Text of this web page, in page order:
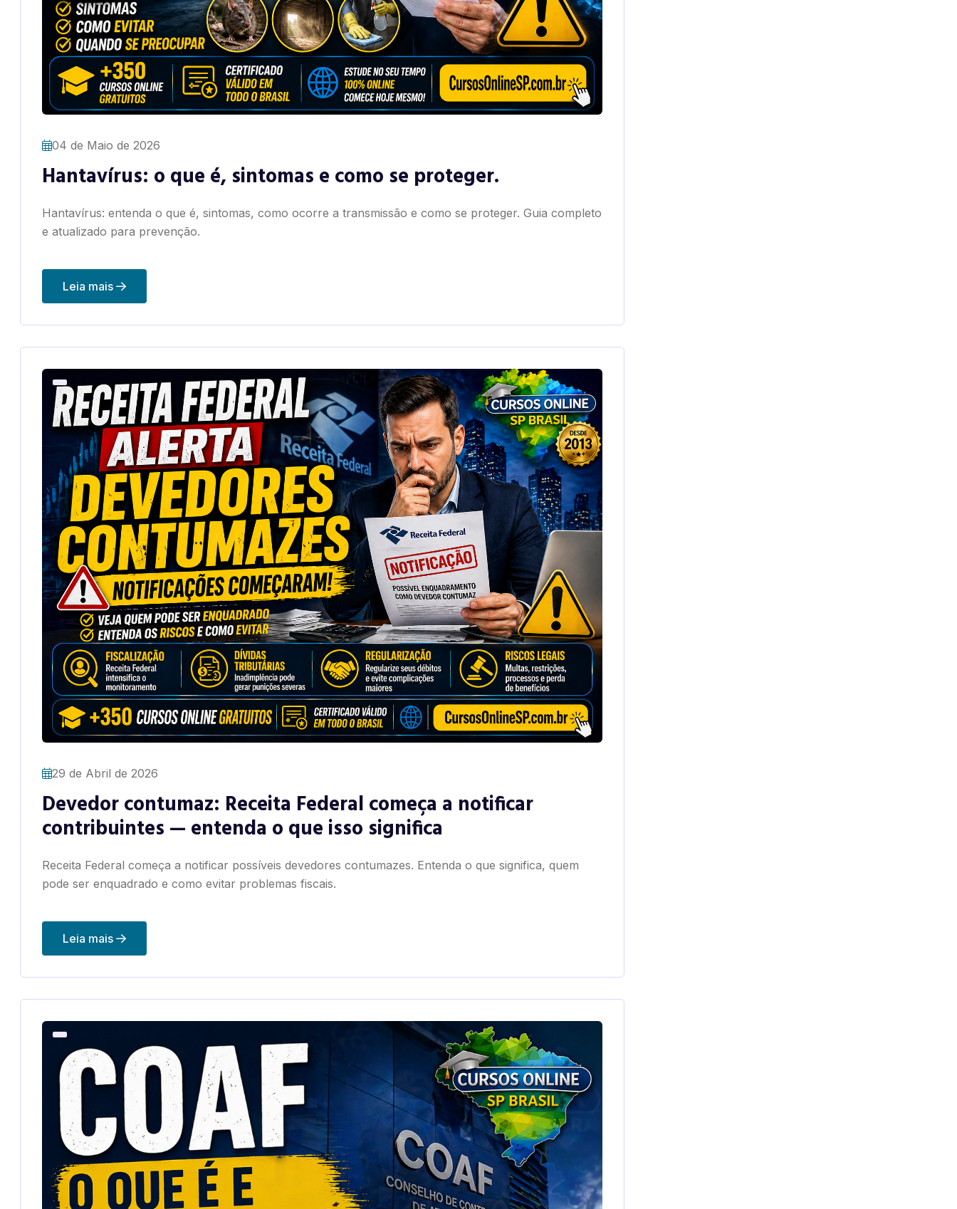
04 de Maio de 2026
Hantavírus: o que é, sintomas e como se proteger.
Hantavírus: entenda o que é, sintomas, como ocorre a transmissão e como se proteger. Guia completo
e atualizado para prevenção.
Leia mais
29 de Abril de 2026
Devedor contumaz: Receita Federal começa a notificar
contribuintes — entenda o que isso significa
Receita Federal começa a notificar possíveis devedores contumazes. Entenda o que significa, quem
pode ser enquadrado e como evitar problemas fiscais.
Leia mais